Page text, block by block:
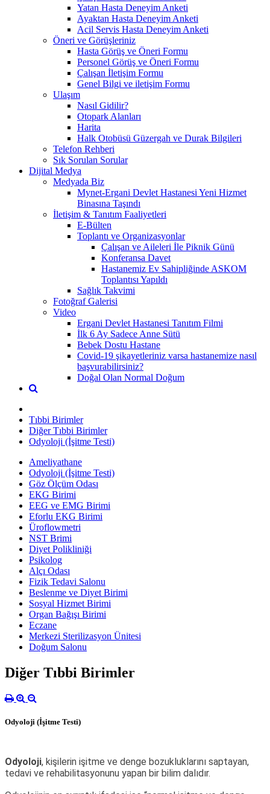
Yatan Hasta Deneyim Anketi
Ayaktan Hasta Deneyim Anketi
Acil Servis Hasta Deneyim Anketi
Öneri ve Görüşleriniz
Hasta Görüş ve Öneri Formu
Personel Görüş ve Öneri Formu
Çalışan İletişim Formu
Genel Bilgi ve iletişim Formu
Ulaşım
Nasıl Gidilir?
Otopark Alanları
Harita
Halk Otobüsü Güzergah ve Durak Bilgileri
Telefon Rehberi
Sık Sorulan Sorular
Dijital Medya
Medyada Biz
Mynet-Ergani Devlet Hastanesi Yeni Hizmet
Binasına Taşındı
İletişim & Tanıtım Faaliyetleri
E-Bülten
Toplantı ve Organizasyonlar
Çalışan ve Aileleri İle Piknik Günü
Konferansa Davet
Hastanemiz Ev Sahipliğinde ASKOM
Toplantısı Yapıldı
Sağlık Takvimi
Fotoğraf Galerisi
Video
Ergani Devlet Hastanesi Tanıtım Filmi
İlk 6 Ay Sadece Anne Sütü
Bebek Dostu Hastane
Covid-19 şikayetleriniz varsa hastanemize nasıl
başvurabilirsiniz?
Doğal Olan Normal Doğum
Tıbbi Birimler
Diğer Tıbbi Birimler
Odyoloji (İşitme Testi)
Ameliyathane
Odyoloji (İşitme Testi)
Göz Ölçüm Odası
EKG Birimi
EEG ve EMG Birimi
Eforlu EKG Birimi
Üroflowmetri
NST Brimi
Diyet Polikliniği
Psikolog
Alçı Odası
Fizik Tedavi Salonu
Beslenme ve Diyet Birimi
Sosyal Hizmet Birimi
Organ Bağışı Birimi
Eczane
Merkezi Sterilizasyon Ünitesi
Doğum Salonu
Diğer Tıbbi Birimler
Odyoloji (İşitme Testi)
Odyoloji, kişilerin işitme ve denge bozukluklarını saptayan,
tedavi ve rehabilitasyonunu yapan bir bilim dalıdır.